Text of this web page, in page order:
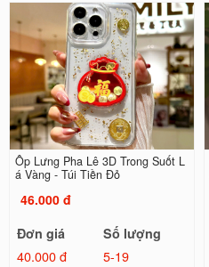
Ốp Lưng Pha Lê 3D Trong Suốt L
á Vàng - Túi Tiền Đỏ
46.000 đ
Đơn giá
Số lượng
40.000 đ
5-19